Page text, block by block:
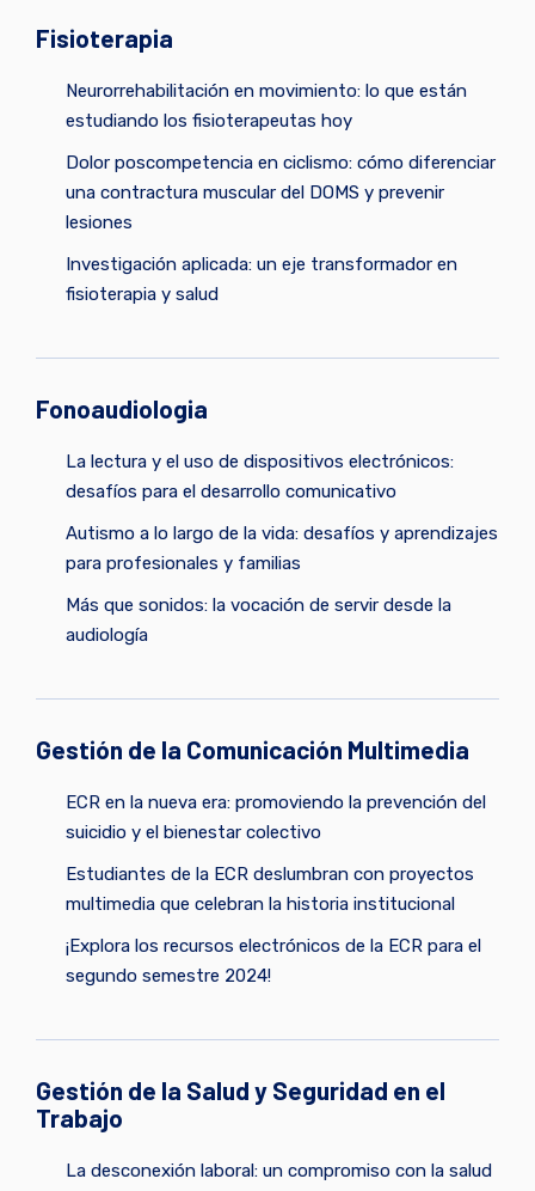
Fisioterapia
Neurorrehabilitación en movimiento: lo que están
estudiando los fisioterapeutas hoy
Dolor poscompetencia en ciclismo: cómo diferenciar
una contractura muscular del DOMS y prevenir
lesiones
Investigación aplicada: un eje transformador en
fisioterapia y salud
Fonoaudiologia
La lectura y el uso de dispositivos electrónicos:
desafíos para el desarrollo comunicativo
Autismo a lo largo de la vida: desafíos y aprendizajes
para profesionales y familias
Más que sonidos: la vocación de servir desde la
audiología
Gestión de la Comunicación Multimedia
ECR en la nueva era: promoviendo la prevención del
suicidio y el bienestar colectivo
Estudiantes de la ECR deslumbran con proyectos
multimedia que celebran la historia institucional
¡Explora los recursos electrónicos de la ECR para el
segundo semestre 2024!
Gestión de la Salud y Seguridad en el
Trabajo
La desconexión laboral: un compromiso con la salud